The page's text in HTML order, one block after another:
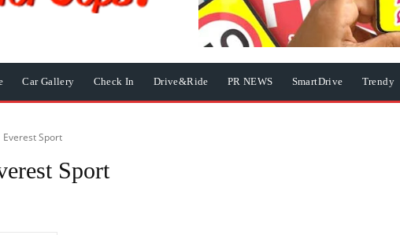
Car Gallery Check In Drive&Ride PR NEWS SmartDrive Trendy
Everest Sport
Sport